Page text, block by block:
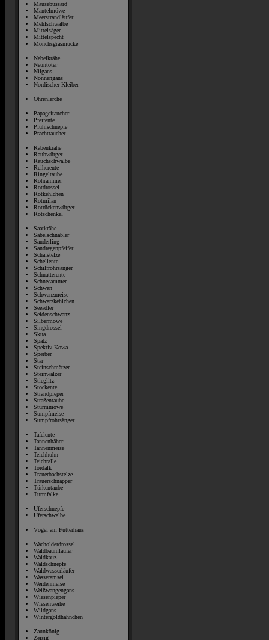
Mäusebussard
Mantelmöwe
Meerstrandläufer
Mehlschwalbe
Mittelsäger
Mittelspecht
Mönchsgrasmücke
Nebelkrähe
Neuntöter
Nilgans
Nonnengans
Nordischer Kleiber
Ohrenlerche
Papageitaucher
Pfeifente
Pfuhlschnepfe
Prachttaucher
Rabenkrähe
Raubwürger
Rauchschwalbe
Reiherente
Ringeltaube
Rohrammer
Rotdrossel
Rotkehlchen
Rotmilan
Rotrückenwürger
Rotschenkel
Saatkrähe
Säbelschnäbler
Sanderling
Sandregenpfeifer
Schafstelze
Schellente
Schilfrohrsänger
Schnatterente
Schneeammer
Schwan
Schwanzmeise
Schwarzkehlchen
Seeadler
Seidenschwanz
Silbermöwe
Singdrossel
Skua
Spatz
Spektiv Kowa
Sperber
Star
Steinschmätzer
Steinwälzer
Stieglitz
Stockente
Strandpieper
Straßentaube
Sturmmöwe
Sumpfmeise
Sumpfrohrsänger
Tafelente
Tannenhäher
Tannenmeise
Teichhuhn
Teichralle
Tordalk
Trauerbachstelze
Trauerschnäpper
Türkentaube
Turmfalke
Uferschnepfe
Uferschwalbe
Vögel am Futterhaus
Wacholderdrossel
Waldbaumläufer
Waldkauz
Waldschnepfe
Waldwasserläufer
Wasseramsel
Weidenmeise
Weißwangengans
Wiesenpieper
Wiesenweihe
Wildgans
Wintergoldhähnchen
Zaunkönig
Zeisig